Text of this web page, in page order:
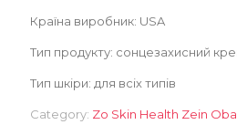
Країна виробник: USA
Тип продукту: сонцезахисний
Тип шкіри: для всіх типів
Category: Zo Skin Health Zein